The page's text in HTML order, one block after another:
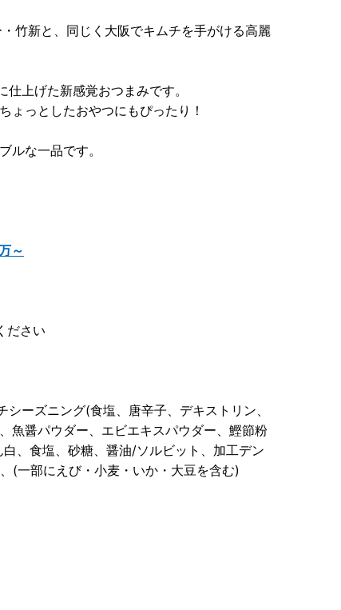
竹新と、同じく大阪でキムチを手がける高麗
上げた新感覚おつまみです。
ょっとしたおやつにもぴったり！
ルな一品です。
～
ださい
ーズニング(食塩、唐辛子、デキストリン、
魚醤パウダー、エビエキスパウダー、鰹節粉
、食塩、砂糖、醤油/ソルビット、加工デン
(一部にえび・小麦・いか・大豆を含む)